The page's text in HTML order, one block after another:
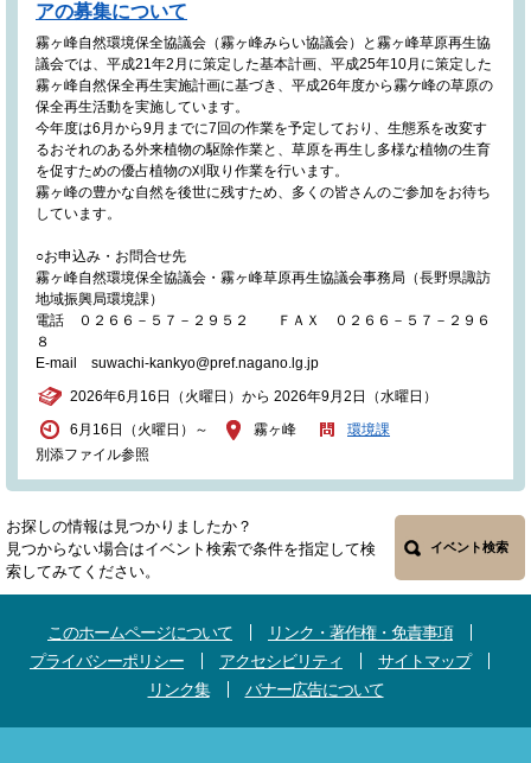
アの募集について
霧ヶ峰自然環境保全協議会（霧ヶ峰みらい協議会）と霧ヶ峰草原再生協
議会では、平成21年2月に策定した基本計画、平成25年10月に策定した
霧ヶ峰自然保全再生実施計画に基づき、平成26年度から霧ケ峰の草原の
保全再生活動を実施しています。
今年度は6月から9月までに7回の作業を予定しており、生態系を改変す
るおそれのある外来植物の駆除作業と、草原を再生し多様な植物の生育
を促すための優占植物の刈取り作業を行います。
霧ヶ峰の豊かな自然を後世に残すため、多くの皆さんのご参加をお待ち
しています。
○お申込み・お問合せ先
霧ヶ峰自然環境保全協議会・霧ヶ峰草原再生協議会事務局（長野県諏訪
地域振興局環境課）
電話 ０２６６－５７－２９５２ ＦＡＸ ０２６６－５７－２９６
８
E-mail suwachi-kankyo@pref.nagano.lg.jp
2026年6月16日（火曜日）から 2026年9月2日（水曜日）
6月16日（火曜日）～
別添ファイル参照
霧ヶ峰 環境課
お探しの情報は見つかりましたか？
見つからない場合はイベント検索で条件を指定して検
索してみてください。
イベント検索
このホームページについて
リンク・著作権・免責事項
プライバシーポリシー
アクセシビリティ
サイトマップ
リンク集
バナー広告について